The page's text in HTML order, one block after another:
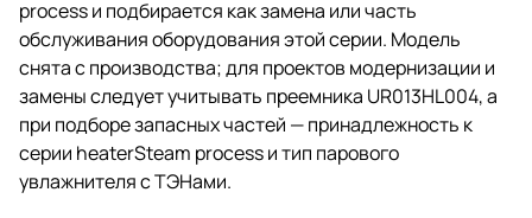
process и подбирается как замена или часть
обслуживания оборудования этой серии. Модель
снята с производства; для проектов модернизации и
замены следует учитывать преемника UR013HL004, а
при подборе запасных частей — принадлежность к
серии heaterSteam process и тип парового
увлажнителя с ТЭНами.